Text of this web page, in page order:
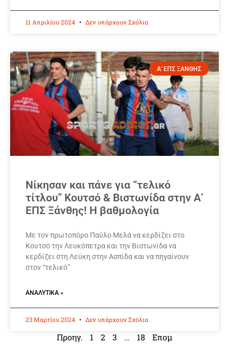
11 Απριλίου 2024 Δεν υπάρχουν Σχόλια
Α' ΕΠΣ ΞΑΝΘΗΣ
Νίκησαν και πάνε για “τελικό
τίτλου” Κουτσό & Βιστωνίδα στην Α’
ΕΠΣ Ξάνθης! Η βαθμολογία
Με τον πρωτοπόρο Παύλο Μελά να κερδίζει στο
Κουτσό την Λευκόπετρα και την Βιστωνίδα να
κερδίζει στη Λεύκη στην Ασπίδα και να πηγαίνουν
στον “τελικό”
ΑΝΑΛΥΤΙΚΆ »
23 Μαρτίου 2024 Δεν υπάρχουν Σχόλια
Προηγ. 1 2 3 … 18 Επομ